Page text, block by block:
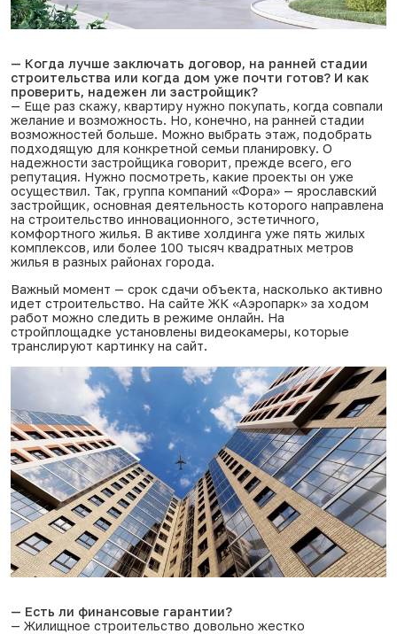
— Когда лучше заключать договор, на ранней стадии
строительства или когда дом уже почти готов? И как
проверить, надежен ли застройщик?
— Еще раз скажу, квартиру нужно покупать, когда совпали
желание и возможность. Но, конечно, на ранней стадии
возможностей больше. Можно выбрать этаж, подобрать
подходящую для конкретной семьи планировку. О
надежности застройщика говорит, прежде всего, его
репутация. Нужно посмотреть, какие проекты он уже
осуществил. Так, группа компаний «Фора» — ярославский
застройщик, основная деятельность которого направлена
на строительство инновационного, эстетичного,
комфортного жилья. В активе холдинга уже пять жилых
комплексов, или более 100 тысяч квадратных метров
жилья в разных районах города.
Важный момент — срок сдачи объекта, насколько активно
идет строительство. На сайте ЖК «Аэропарк» за ходом
работ можно следить в режиме онлайн. На
стройплощадке установлены видеокамеры, которые
транслируют картинку на сайт.
— Есть ли финансовые гарантии?
— Жилищное строительство довольно жестко